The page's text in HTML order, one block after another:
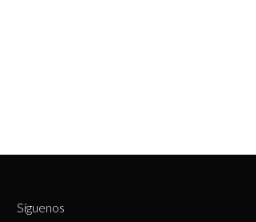
Síguenos